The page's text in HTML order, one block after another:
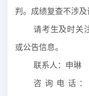
判。成绩复查不涉及
请考生及时关
或公告信息。
联系人 ：申琳
咨询 电话